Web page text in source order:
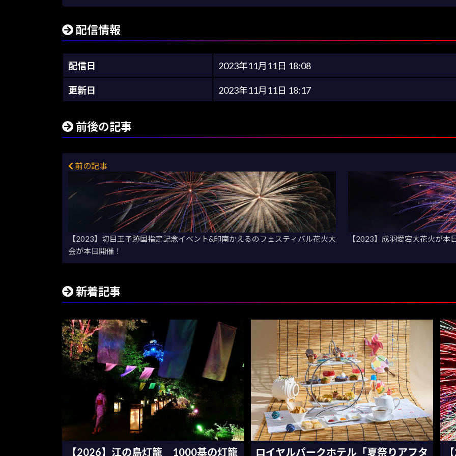
配信情報
配信日 2023年11月11日 18:08
更新日 2023年11月11日 18:17
前後の記事
前の記事
【2023】切目王子跡国指定記念イベント&印南かえるのフェスティバル花火大
会が本日開催！
【2023】成羽愛宕大花火が
新着記事
【2026】江の島灯籠 1000基の灯籠 ロイヤルパークホテル「夏祭りアフタ